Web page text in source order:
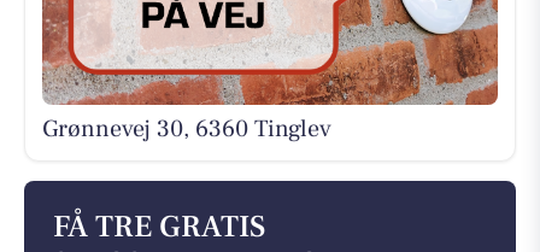
Grønnevej 30, 6360 Tinglev
FÅ TRE GRATIS